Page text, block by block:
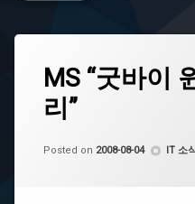
MS “굿바이
리”
Posted on 2008-08-04
by
IT 소
Midori
Windows
차세대
Comment
on
MS
“굿
이